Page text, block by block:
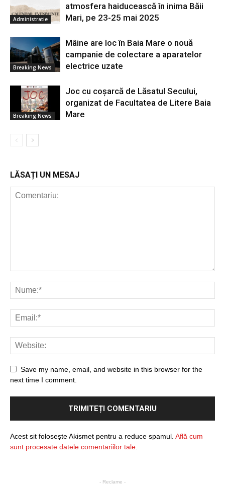
Administratie
atmosfera haiducească în inima Băii
Mari, pe 23-25 mai 2025
Breaking News
Mâine are loc în Baia Mare o nouă
campanie de colectare a aparatelor
electrice uzate
Breaking News
Joc cu coșarcă de Lăsatul Secului,
organizat de Facultatea de Litere Baia
Mare
LĂSAȚI UN MESAJ
Save my name, email, and website in this browser for the
next time I comment.
Acest sit folosește Akismet pentru a reduce spamul. Află cum
sunt procesate datele comentariilor tale
- Reclame -